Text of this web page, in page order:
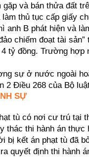
và bán thửa đất
làm thủ tục cấp giấy
anh B phát hiện và
chiếm đoạt tài
tỷ đồng. Trường hợp
sự ở nước ngoài
2 Điều 268 của Bộ
SỰ
tù có nơi cư trú tại
thác thi hành án
bị kết án phạt tù đã
quyết định thi hành